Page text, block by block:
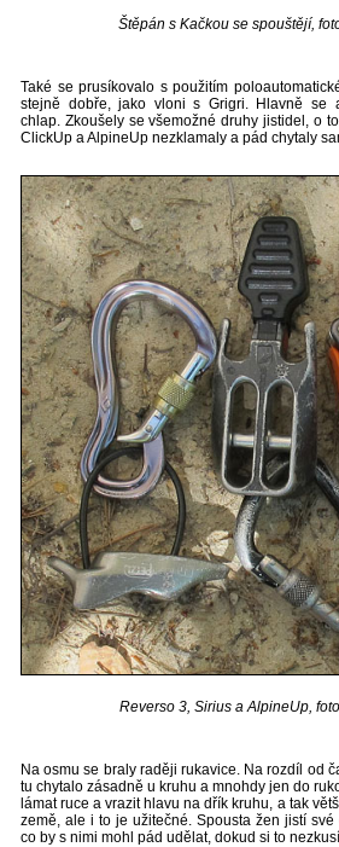
Štěpán s Kačkou se spouštějí,
Také se prusíkovalo s použitím
stejně dobře, jako vloni s Grigri. Hlavně se
chlap. Zkoušely se všemožné druhy jistidel, o
ClickUp a AlpineUp nezklamaly a pád chytaly
Reverso 3, Sirius a AlpineUp,
Na osmu se braly raději rukavice. Na rozdíl od
tu chytalo zásadně u kruhu a mnohdy jen do
lámat ruce a vrazit hlavu na dřík kruhu, a tak
země, ale i to je užitečné. Spousta žen jistí
co by s nimi mohl pád udělat, dokud si to